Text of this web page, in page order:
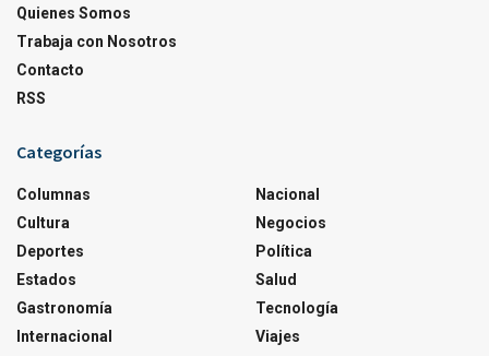
Quienes Somos
Trabaja con Nosotros
Contacto
RSS
Categorías
Columnas
Cultura
Deportes
Estados
Gastronomía
Internacional
Nacional
Negocios
Política
Salud
Tecnología
Viajes